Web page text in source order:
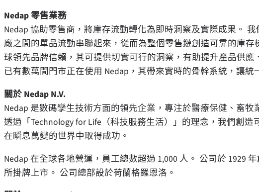
Nedap 零售業務
Nedap 協助零售商，將庫存流動轉化為即時洞察及實際成果。
廠之間的單品流動串聯起來，從而為整個零售鏈創造可靠的庫
球領先品牌信賴，其可提供切實可行的洞察，有助提升產品供
已有數萬間門市正在使用 Nedap，其帶來實時的骨幹系統，讓統
關於 Nedap N.V.
Nedap 是數碼孿生技術方面的領先企業，專注於醫療保健、畜
透過「Technology for Life（科技服務生活）」的理念，我們創
在瞬息萬變的世界中取得成功。
Nedap 在全球各地營運，員工總數超過 1,000 人。 公司於 1929
所掛牌上市。 公司總部設於荷蘭格羅恩洛。